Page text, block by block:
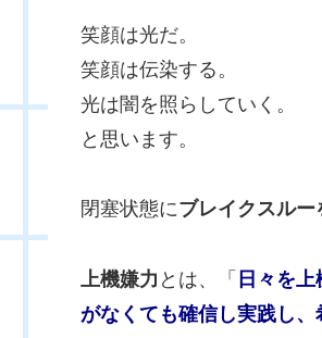
笑顔は光だ。
笑顔は伝染する。
光は闇を照らしていく。
と思います。
閉塞状態にブレイクスル
上機嫌力 とは、「 日々を
がなくても確信し実践し